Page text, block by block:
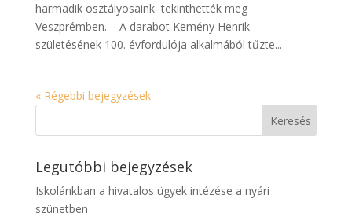
harmadik osztályosaink tekinthették meg
Veszprémben. A darabot Kemény Henrik
születésének 100. évfordulója alkalmából tűzte...
« Régebbi bejegyzések
Legutóbbi bejegyzések
Iskolánkban a hivatalos ügyek intézése a nyári
szünetben